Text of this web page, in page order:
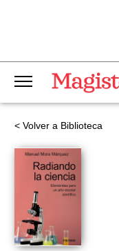
< Volver a Biblioteca